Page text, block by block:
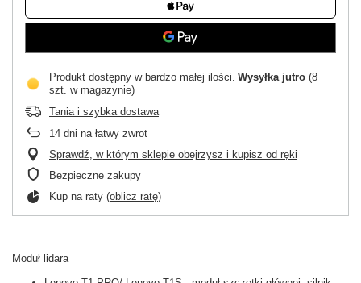
Produkt dostępny w bardzo małej ilości Wysyłka jutro (8
szt. w magazynie)
Tania i szybka dostawa
14 dni na łatwy zwrot
Sprawdź, w którym sklepie obejrzysz i kupisz od ręki
Bezpieczne zakupy
Kup na raty (oblicz ratę)
Moduł lidara